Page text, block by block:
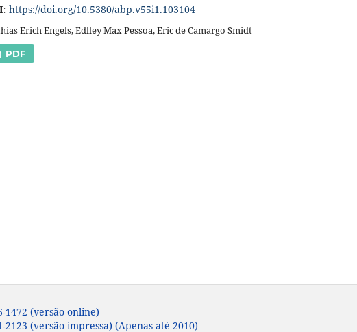
https://doi.org/10.5380/abp.v55i1.103104
Erich Engels, Edlley Max Pessoa, Eric de Camargo Smidt
PDF
1472 (versão online)
2123 (versão impressa) (Apenas até 2010)